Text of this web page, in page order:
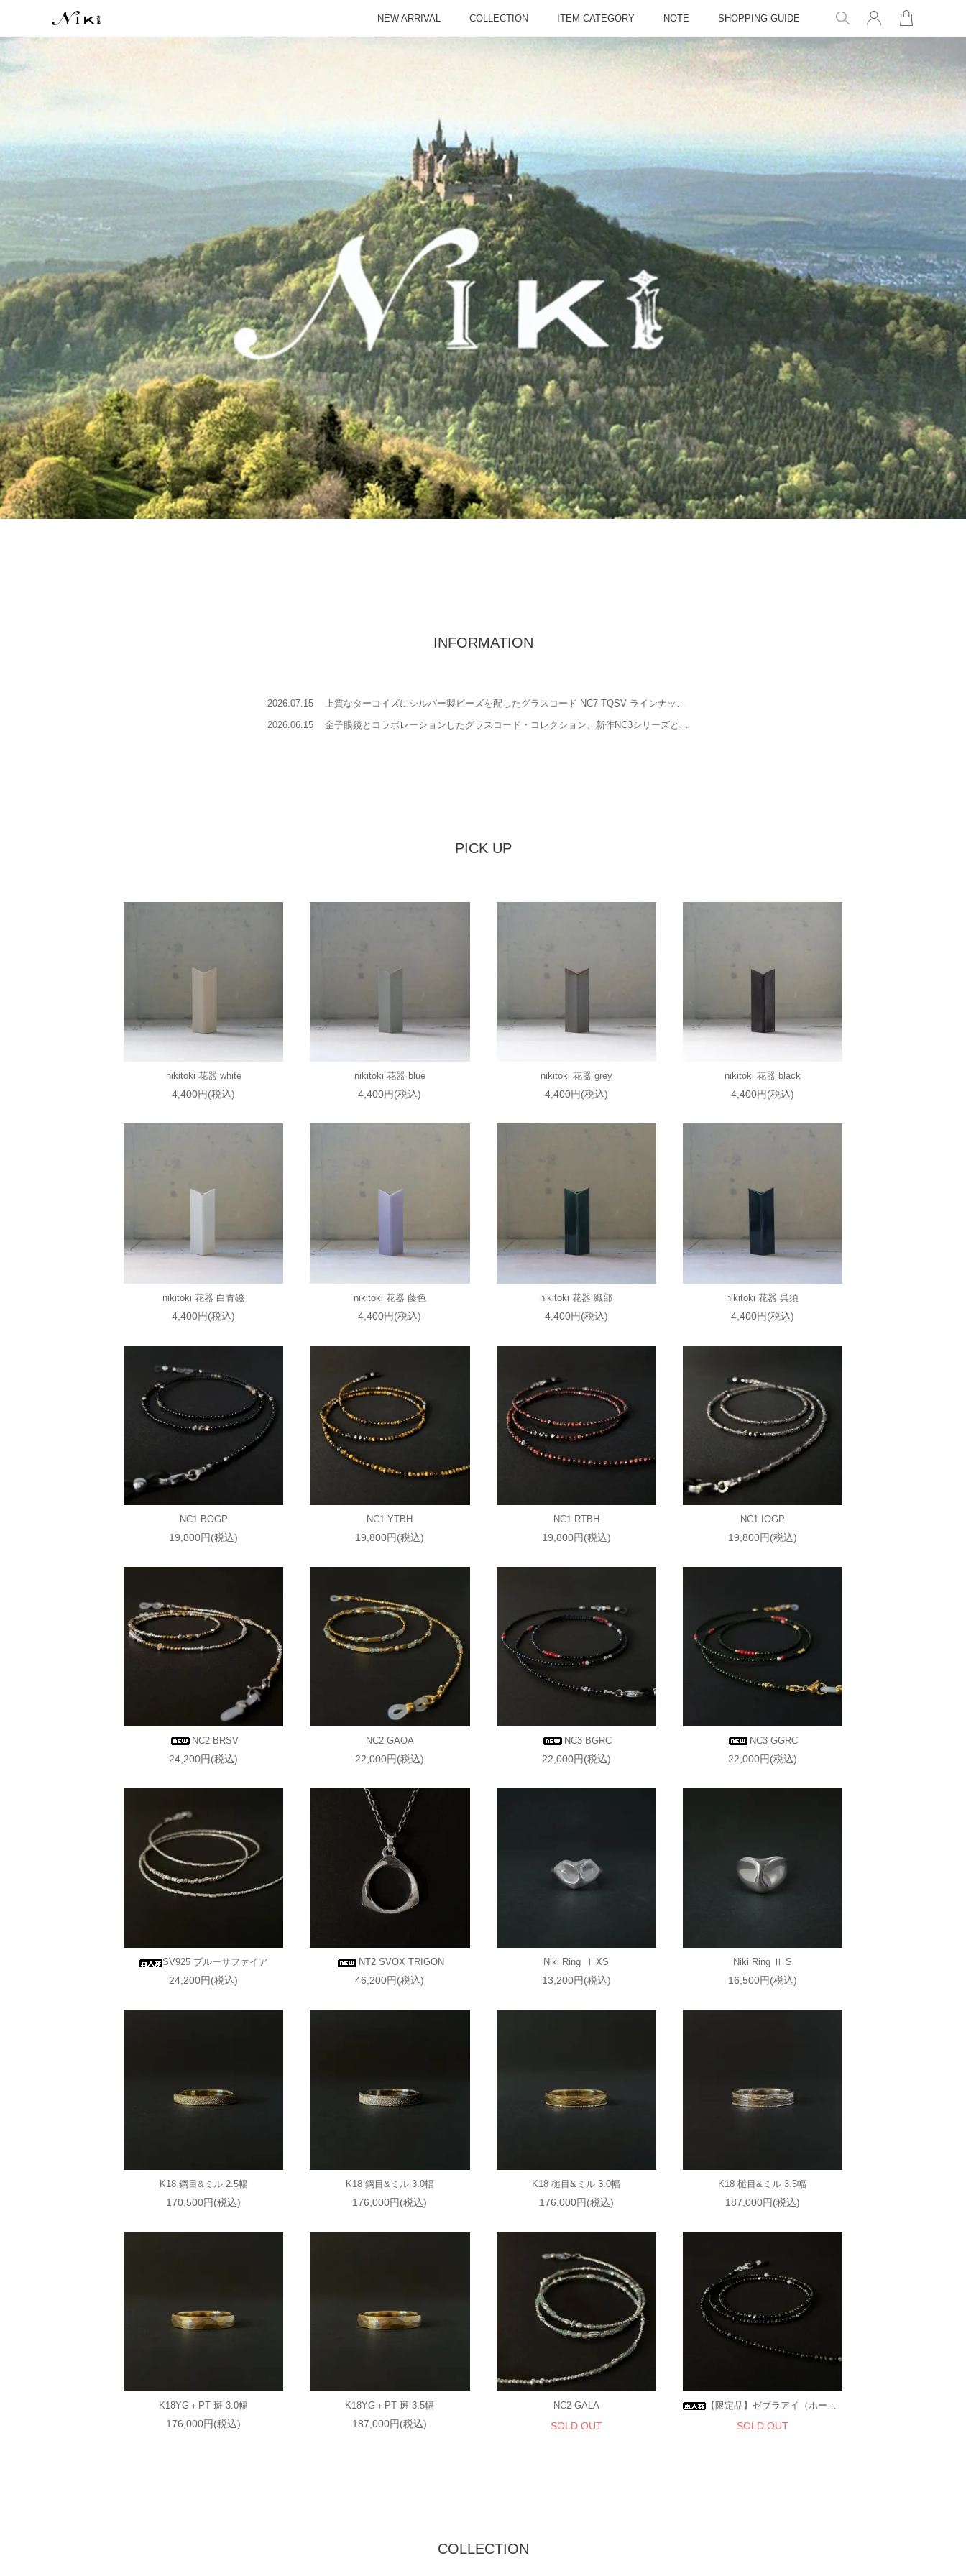
NEW ARRIVAL COLLECTION ITEM CATEGORY NOTE SHOPPING GUIDE
INFORMATION
2026.07.15
2026.06.15
PICK UP
nikitoki 花器 white
4,400円(税込)
nikitoki 花器 blue
4,400円(税込)
nikitoki 花器 grey
4,400円(税込)
nikitoki 花器 black
4,400円(税込)
nikitoki 花器 白青磁
4,400円(税込)
nikitoki 花器 藤色
4,400円(税込)
nikitoki 花器 織部
4,400円(税込)
nikitoki 花器 呉須
4,400円(税込)
NC1 BOGP
19,800円(税込)
NC1 YTBH
19,800円(税込)
NC1 RTBH
19,800円(税込)
NC1 IOGP
19,800円(税込)
NC2 BRSV
24,200円(税込)
NC2 GAOA
22,000円(税込)
NC3 BGRC
22,000円(税込)
NC3 GGRC
22,000円(税込)
SV925 ブルーサファイア
24,200円(税込)
NT2 SVOX TRIGON
46,200円(税込)
Niki Ring Ⅱ XS
13,200円(税込)
Niki Ring Ⅱ S
16,500円(税込)
K18 鋼目&ミル 2.5幅
170,500円(税込)
K18 鋼目&ミル 3.0幅
176,000円(税込)
K18 槌目&ミル 3.0幅
176,000円(税込)
K18 槌目&ミル 3.5幅
187,000円(税込)
K18YG＋PT 斑 3.0幅
176,000円(税込)
K18YG＋PT 斑 3.5幅
187,000円(税込)
NC2 GALA
SOLD OUT
【限定品】ゼブラアイ（ホーク＆ウルフアイ）
SOLD OUT
COLLECTION